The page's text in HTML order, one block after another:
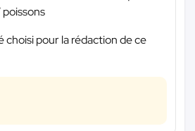
choisi pour la rédaction de ce